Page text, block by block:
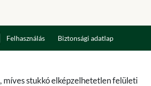
Felhasználás Biztonsági adatlap
míves stukkó elképzelhetetlen felületi